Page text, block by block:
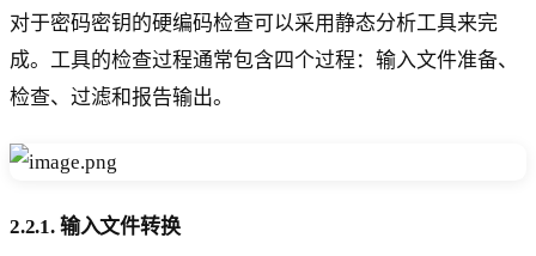
对于密码密钥的硬编码检查可以采用静态分析工具来完
成。工具的检查过程通常包含四个过程：输入文件准备、
检查、过滤和报告输出。
2.2.1. 输入文件转换